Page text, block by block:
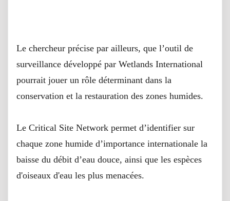
Le chercheur précise par ailleurs, que l’outil de
surveillance développé par Wetlands International
pourrait jouer un rôle déterminant dans la
conservation et la restauration des zones humides.
Le Critical Site Network permet d’identifier sur
chaque zone humide d’importance internationale la
baisse du débit d’eau douce, ainsi que les espèces
d'oiseaux d'eau les plus menacées.